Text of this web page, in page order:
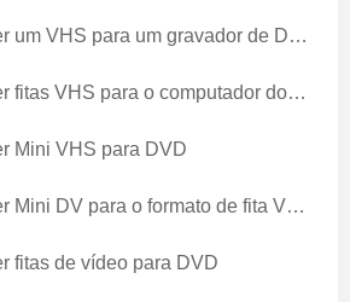
VHS para um gravador de DVD
para o computador download para gravar em DVD
Mini VHS para DVD
para o formato de fita VHS ou Disc Format
fitas de vídeo para DVD